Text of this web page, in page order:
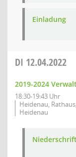
Einladung
DI 12.04.2022
2019-2024
18:30-19:43 Uhr
Heidenau,
Heidenau